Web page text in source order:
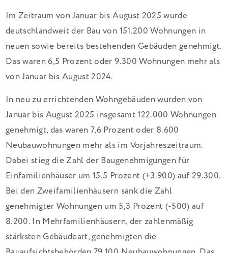
Im Zeitraum von Januar bis August 2025 wurde
deutschlandweit der Bau von 151.200 Wohnungen in
neuen sowie bereits bestehenden Gebäuden genehmigt.
Das waren 6,5 Prozent oder 9.300 Wohnungen mehr als
von Januar bis August 2024.
In neu zu errichtenden Wohngebäuden wurden von
Januar bis August 2025 insgesamt 122.000 Wohnungen
genehmigt, das waren 7,6 Prozent oder 8.600
Neubauwohnungen mehr als im Vorjahreszeitraum.
Dabei stieg die Zahl der Baugenehmigungen für
Einfamilienhäuser um 15,5 Prozent (+3.900) auf 29.300.
Bei den Zweifamilienhäusern sank die Zahl
genehmigter Wohnungen um 5,3 Prozent (-500) auf
8.200. In Mehrfamilienhäusern, der zahlenmäßig
stärksten Gebäudeart, genehmigten die